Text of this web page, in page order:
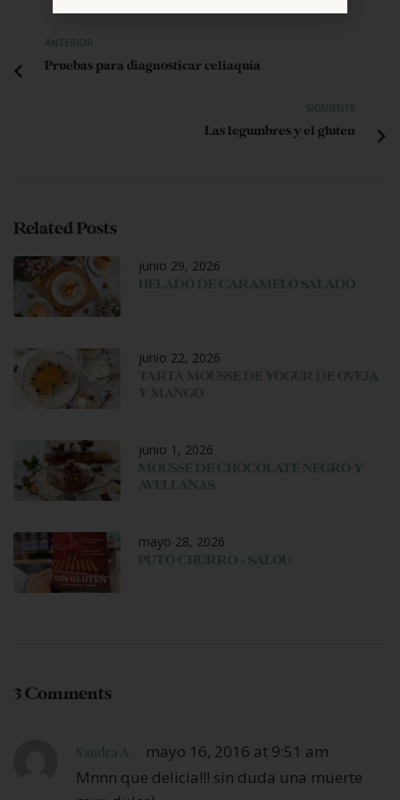
ANTERIOR
Pruebas para diagnosticar celiaquía
SIGUIENTE
Las legumbres y el gluten
Related Posts
junio 29, 2026
HELADO DE CARAMELO SALADO
junio 22, 2026
TARTA MOUSSE DE YOGUR DE OVEJA
Y MANGO
junio 1, 2026
MOUSSE DE CHOCOLATE NEGRO Y
AVELLANAS
mayo 28, 2026
PUTO CHURRO – SALOU
3 Comments
Sandra A.
mayo 16, 2016 at 9:51 am
Mnnn que delicia!!! sin duda una muerte